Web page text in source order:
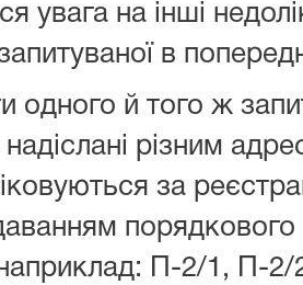
увага на інші
в
й того ж
різним
за
П-2/1, П-2/